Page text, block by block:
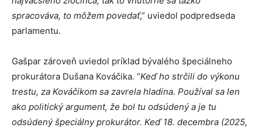
spracováva, to môžem povedať,” uviedol podpredseda
parlamentu.
Gašpar zároveň uviedol príklad bývalého špeciálneho
prokurátora Dušana Kováčika. “Keď ho strčili do výkonu
trestu, za Kováčikom sa zavrela hladina. Používal sa len
ako politický argument, že bol tu odsúdený a je tu
odsúdený špeciálny prokurátor. Keď 18. decembra (2025,